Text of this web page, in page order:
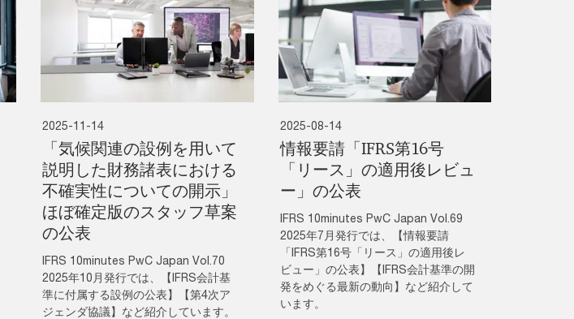
2025-11-14
「気候関連の設例を用いて
説明した財務諸表における
不確実性についての開示」
ほぼ確定版のスタッフ草案
の公表
IFRS 10minutes PwC Japan Vol.70
2025年10月発行では、【IFRS会計基
準に付属する設例の公表】【第4次ア
ジェンダ協議】など紹介しています。
2025-08-14
情報要請「IFRS第16号
「リース」の適用後レビュ
ー」の公表
IFRS 10minutes PwC Japan Vol.69
2025年7月発行では、【情報要請
「IFRS第16号「リース」の適用後レ
ビュー」の公表】【IFRS会計基準の開
発をめぐる最新の動向】など紹介して
います。